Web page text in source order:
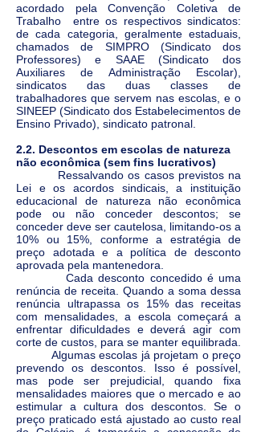
acordado pela Convenção Coletiva de
Trabalho entre os respectivos sindicatos:
de cada categoria, geralmente estaduais,
chamados de SIMPRO (Sindicato dos
Professores) e SAAE (Sindicato dos
Auxiliares de Administração Escolar),
sindicatos das duas classes de
trabalhadores que servem nas escolas, e o
SINEEP (Sindicato dos Estabelecimentos de
Ensino Privado), sindicato patronal.
2.2. Descontos em escolas de natureza
não econômica (sem fins lucrativos)
Ressalvando os casos previstos na
Lei e os acordos sindicais, a instituição
educacional de natureza não econômica
pode ou não conceder descontos; se
conceder deve ser cautelosa, limitando-os a
10% ou 15%, conforme a estratégia de
preço adotada e a política de desconto
aprovada pela mantenedora.
Cada desconto concedido é uma
renúncia de receita. Quando a soma dessa
renúncia ultrapassa os 15% das receitas
com mensalidades, a escola começará a
enfrentar dificuldades e deverá agir com
corte de custos, para se manter equilibrada.
Algumas escolas já projetam o preço
prevendo os descontos. Isso é possível,
mas pode ser prejudicial, quando fixa
mensalidades maiores que o mercado e ao
estimular a cultura dos descontos. Se o
preço praticado está ajustado ao custo real